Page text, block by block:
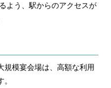
よう、駅からのアクセスが
規模宴会場は、高額な利用